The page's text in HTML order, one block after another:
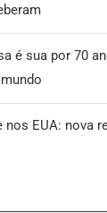
é sua por 70
EUA: nova